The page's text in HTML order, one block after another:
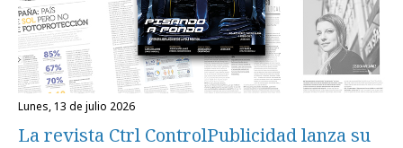
lunes, 13 de julio 2026
La revista Ctrl ControlPublicidad lanza su